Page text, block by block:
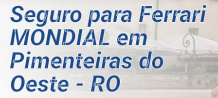
Seguro para Ferrari
MONDIAL em
Pimenteiras do
Oeste - RO